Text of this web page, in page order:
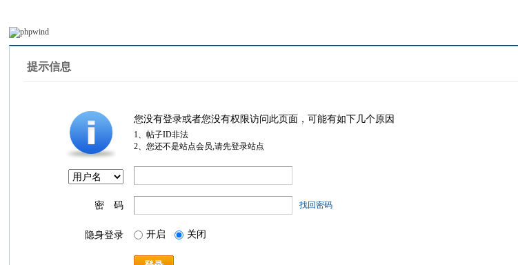
提示信息
您没有登录或者您没有权限访问此页面，可能有如下几个原因
1、帖子ID非法
2、您还不是站点会员,请先登录站点
密 码 找回密码
隐身登录 开启 关闭